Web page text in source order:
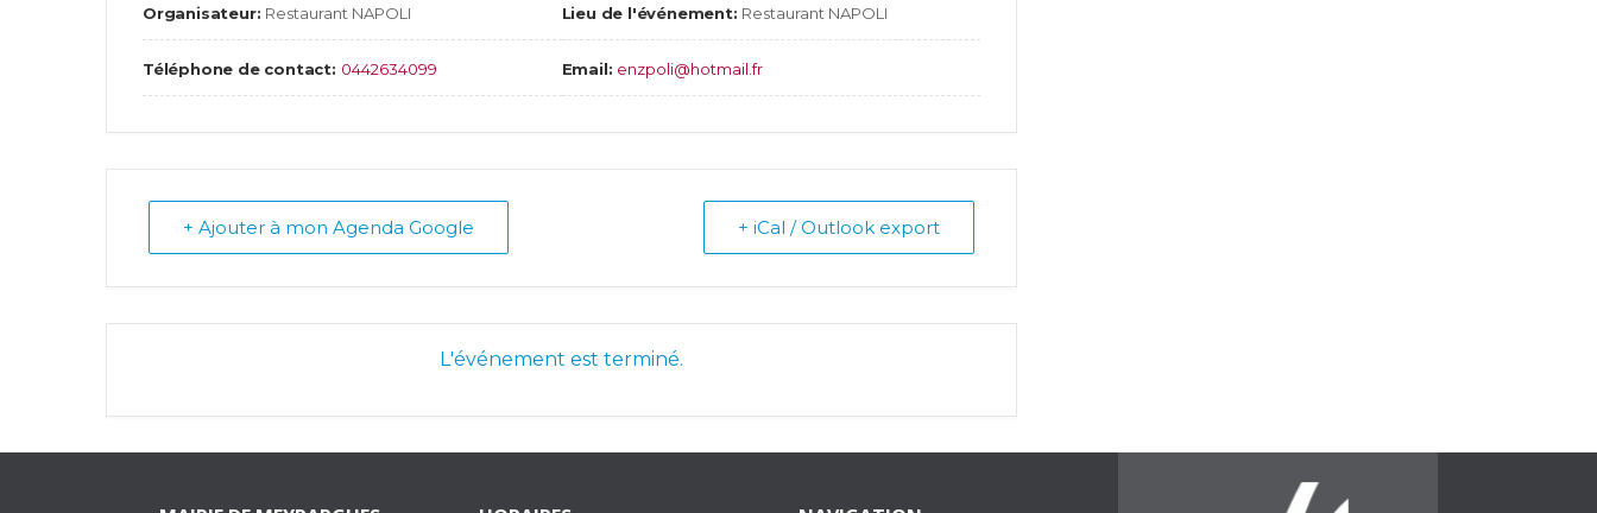
Organisateur: Restaurant NAPOLI Lieu de l'événement: Restaurant NAPOLI
Téléphone de contact: 0442634099 Email: enzpoli@hotmail.fr
+ Ajouter à mon Agenda Google + iCal / Outlook export
L'événement est terminé.